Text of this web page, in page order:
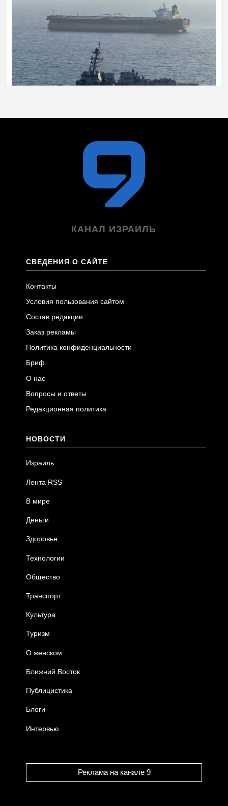
КАНАЛ ИЗРАИЛЬ
СВЕДЕНИЯ О САЙТЕ
Контакты
Условия пользования сайтом
Состав редакции
Заказ рекламы
Политика конфиденциальности
Бриф
О нас
Вопросы и ответы
Редакционная политика
НОВОСТИ
Израиль
Лента RSS
В мире
Деньги
Здоровье
Технологии
Общество
Транспорт
Культура
Туризм
О женском
Ближний Восток
Публицистика
Блоги
Интервью
Реклама на канале 9